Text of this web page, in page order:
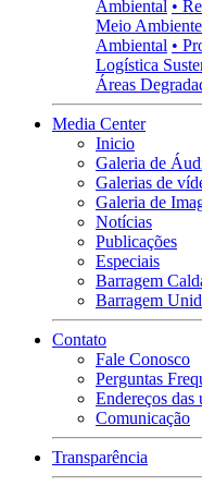
Ambiental •
Meio Ambiente
Ambiental •
Logística
Áreas
Media Center
Inicio
Galeria de
Galerias de
Galeria de
Notícias
Publicações
Especiais
Barragem
Barragem
Contato
Fale Conosco
Perguntas
Endereços das
Comunicação
Transparência